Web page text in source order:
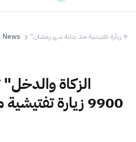
AI
News
9900 زيارة